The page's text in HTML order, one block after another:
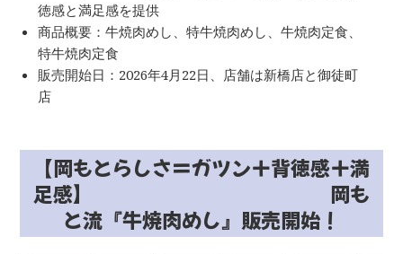
徳感と満足感を提供
商品概要：牛焼肉めし、特牛焼肉めし、牛焼肉定食、
特牛焼肉定食
販売開始日：2026年4月22日、店舗は新橋店と御徒町
店
【岡もとらしさ＝ガツン＋背徳感＋満
足感】 岡も
と流『牛焼肉めし』販売開始！